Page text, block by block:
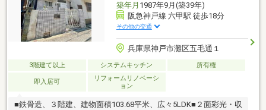
築年月 1987年9月(築39年)
阪急神戸線 六甲駅 徒歩18分
その他の交通
兵庫県神戸市灘区五毛通１
3階建て以上 システムキッチン 所有権
即入居可
リフォームリノベーシ
ョン
■鉄骨造、３階建、建物面積103.68平米、広々5LDK■２面彩光・収